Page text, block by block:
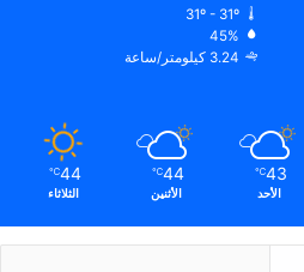
31º - 31º
45%
3.24 كيلومتر/ساعة
43
℃
الأحد
44
℃
الأثنين
44
℃
الثلاثاء